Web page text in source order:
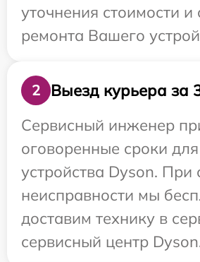
уточнения стоимости и
ремонта Вашего
2
Выезд курьера за
Сервисный инженер
оговоренные сроки
устройства Dyson. При
неисправности мы
доставим технику в
сервисный центр